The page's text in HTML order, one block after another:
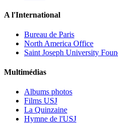
A l'International
Bureau de Paris
North America Office
Saint Joseph University
Multimédias
Albums photos
Films USJ
La Quinzaine
Hymne de l'USJ